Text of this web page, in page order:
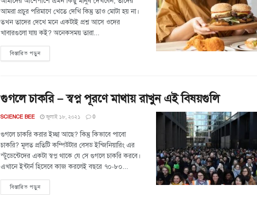
আমরা প্রচুর পরিমাণে খেতে দেখি কিন্তু তাও মোটা হয় না।
তখন তাদের দেখে মনে একটাই প্রশ্ন আসে ওদের
খাবারগুলো যায় কই? অনেকসময় তারা...
বিস্তারিত পড়ুন
গুগলে চাকরি – স্বপ্ন পূরণে মাথায় রাখুন এই বিষয়গুলি
SCIENCE BEE জুলাই ১৮, ২০২১ 0
গুগলে চাকরি করার ইচ্ছা আছে? কিন্তু কিভাবে পাবো
চাকরি? মূলত প্রতিটি কম্পিউটার বেসড ইন্জিনিয়ারিং এর
স্টুডেন্টেদের একটা স্বপ্ন থাকে যে সে গুগলে চাকরি করবে।
এখানে ইন্টার্ন হিসেবে কাজ করলেই বছরে ৭০-৮০...
বিস্তারিত পড়ুন